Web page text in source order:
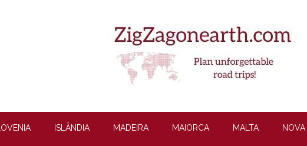
ISLÂNDIA MADEIRA MAIORCA MALTA